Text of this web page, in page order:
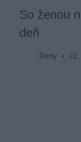
So ženou
deň
Deny 22.